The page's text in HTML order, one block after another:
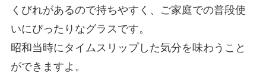
くびれがあるので持ちやすく、ご家庭での普段使
いにぴったりなグラスです。
昭和当時にタイムスリップした気分を味わうこと
ができますよ。